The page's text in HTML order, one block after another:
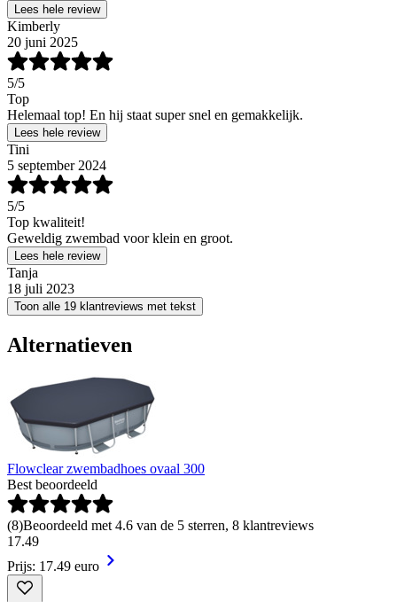
Lees hele review
Kimberly
20 juni 2025
5/5
Top
Helemaal top! En hij staat super snel en gemakkelijk.
Lees hele review
Tini
5 september 2024
5/5
Top kwaliteit!
Geweldig zwembad voor klein en groot.
Lees hele review
Tanja
18 juli 2023
Toon alle 19 klantreviews met tekst
Alternatieven
Flowclear zwembadhoes ovaal 300
Best beoordeeld
(8)Beoordeeld met 4.6 van de 5 sterren, 8 klantreviews
17.49
Prijs: 17.49 euro